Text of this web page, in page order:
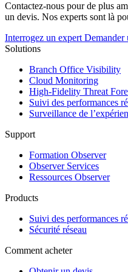
Contactez-nous pour de plus
un devis. Nos experts sont là
Interrogez un expert Demander
Solutions
Branch Office Visibility
Cloud Monitoring
High-Fidelity Threat
Suivi des performances
Surveillance de
Support
Formation Observer
Observer Services
Ressources Observer
Products
Suivi des performances
Sécurité réseau
Comment acheter